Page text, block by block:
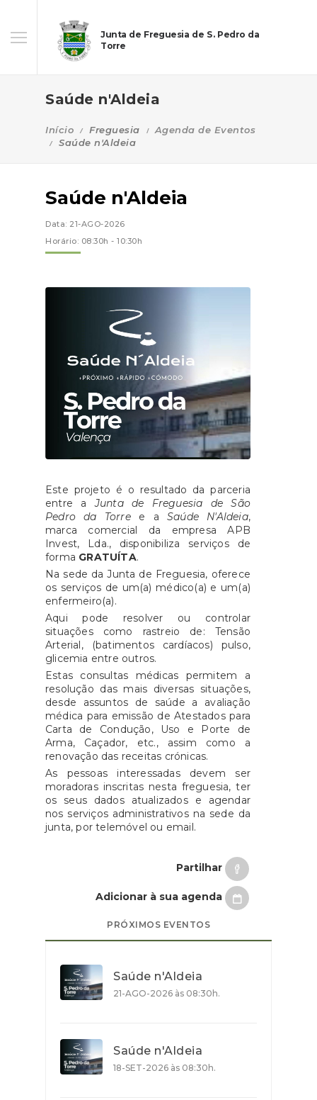
Junta de Freguesia de S. Pedro da
Torre
Saúde n'Aldeia
Início Freguesia
Agenda de Eventos
Saúde n'Aldeia
Saúde n'Aldeia
Data: 21-AGO-2026
Horário: 08:30h - 10:30h
Este projeto é o resultado da parceria
entre aJunta de Freguesia de São
Pedro da Torree a Saúde N'Aldeia,
marca comercial da empresa APB
Invest, Lda., disponibiliza serviços de
forma GRATUÍTA.
Na sede da Junta de Freguesia, oferece
os serviços de um(a) médico(a) e um(a)
enfermeiro(a).
Aqui pode resolver ou controlar
situações como rastreio de: Tensão
Arterial, (batimentos cardíacos) pulso,
glicemia entre outros.
Estas consultas médicas permitem a
resolução das mais diversas situações,
desde assuntos de saúde a avaliação
médica para emissão de Atestados para
Carta de Condução, Uso e Porte de
Arma, Caçador, etc., assim como a
renovação das receitas crónicas.
As pessoas interessadas devem ser
moradoras inscritas nesta freguesia, ter
os seus dados atualizados e agendar
nos serviços administrativos na sede da
junta, por telemóvel ou email.
Partilhar
Adicionar à sua agenda
PRÓXIMOS EVENTOS
Saúde n'Aldeia
21-AGO-2026 às 08:30h.
Saúde n'Aldeia
18-SET-2026 às 08:30h.